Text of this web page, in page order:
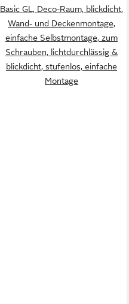
Basic GL, Deco-Raum, blickdicht,
Wand- und Deckenmontage,
einfache Selbstmontage, zum
Schrauben, lichtdurchlässig &
blickdicht, stufenlos, einfache
Montage